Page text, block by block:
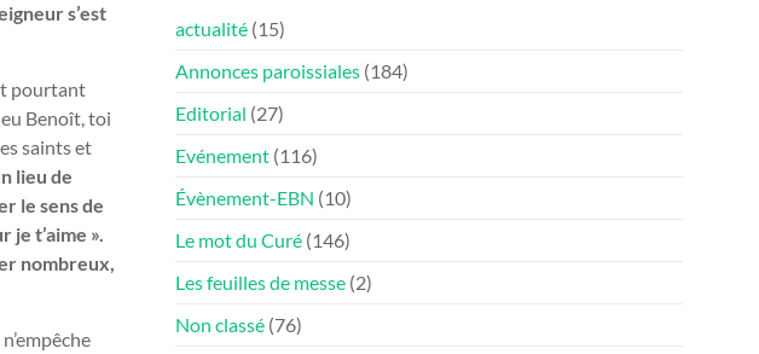
s’est
pourtant
Benoît, toi
saints et
lieu de
le sens de
t’aime ».
nombreux,
actualité (15)
Annonces paroissiales (184)
Editorial (27)
Evénement (116)
Évènement-EBN (10)
Le mot du Curé (146)
Les feuilles de messe (2)
Non classé (76)